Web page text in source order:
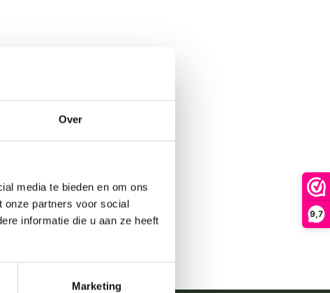
Over
media te bieden en om ons
onze partners voor social
informatie die u aan ze heeft
Marketing
9,7